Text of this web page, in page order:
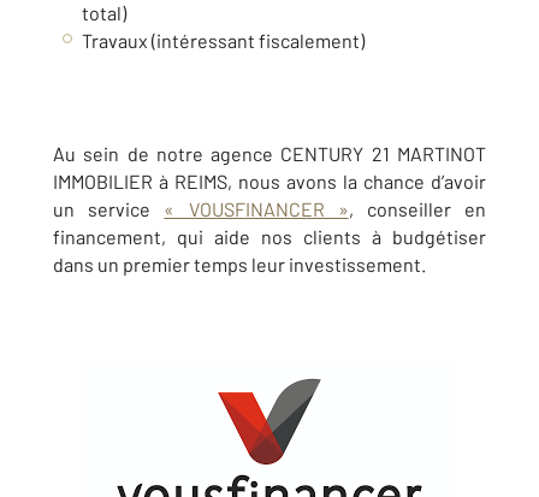
total)
Travaux (intéressant fiscalement)
Au sein de notre agence CENTURY 21 MARTINOT
IMMOBILIER à REIMS, nous avons la chance d’avoir
un service « VOUSFINANCER », conseiller en
financement, qui aide nos clients à budgétiser
dans un premier temps leur investissement.